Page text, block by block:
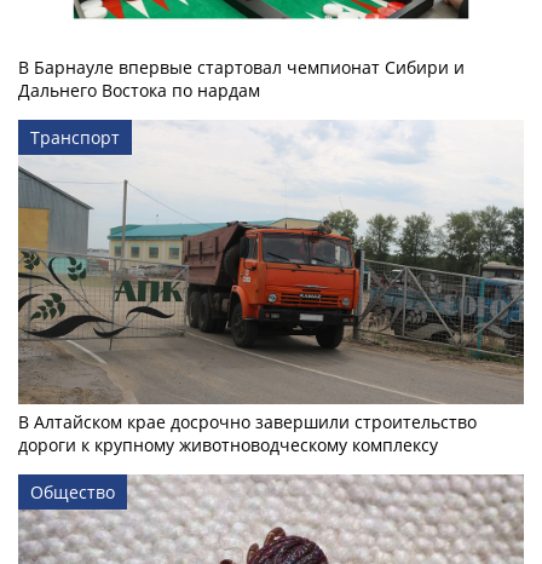
В Барнауле впервые стартовал чемпионат Сибири и
Дальнего Востока по нардам
Транспорт
В Алтайском крае досрочно завершили строительство
дороги к крупному животноводческому комплексу
Общество